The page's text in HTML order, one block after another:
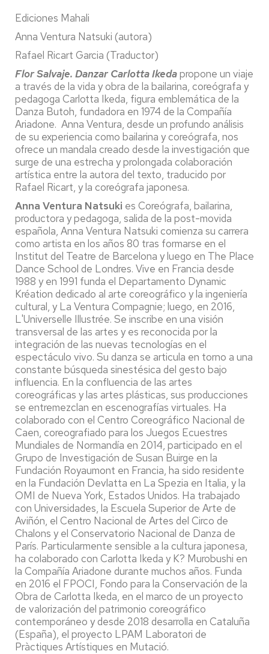
Ediciones Mahali
Anna Ventura Natsuki (autora)
Rafael Ricart Garcia (Traductor)
Flor Salvaje. Danzar Carlotta Ikedapropone un viaje
a través de la vida y obra de la bailarina, coreógrafa y
pedagoga Carlotta Ikeda, figura emblemática de la
Danza Butoh, fundadora en 1974 de la Compañía
Ariadone. Anna Ventura, desde un profundo análisis
de su experiencia como bailarina y coreógrafa, nos
ofrece un mandala creado desde la investigación que
surge de una estrecha y prolongada colaboración
artística entre la autora del texto, traducido por
Rafael Ricart, y la coreógrafa japonesa.
Anna Ventura Natsuki es Coreógrafa, bailarina,
productora y pedagoga, salida de la post-movida
española, Anna Ventura Natsuki comienza su carrera
como artista en los años 80 tras formarse en el
Institut del Teatre de Barcelona y luego en The Place
Dance School de Londres. Vive en Francia desde
1988 y en 1991 funda el Departamento Dynamic
Kréation dedicado al arte coreográfico y la ingeniería
cultural, y La Ventura Compagnie; luego, en 2016,
L'Universelle Illustrée. Se inscribe en una visión
transversal de las artes y es reconocida por la
integración de las nuevas tecnologías en el
espectáculo vivo. Su danza se articula en torno a una
constante búsqueda sinestésica del gesto bajo
influencia. En la confluencia de las artes
coreográficas y las artes plásticas, sus producciones
se entremezclan en escenografías virtuales. Ha
colaborado con el Centro Coreográfico Nacional de
Caen, coreografiado para los Juegos Ecuestres
Mundiales de Normandía en 2014, participado en el
Grupo de Investigación de Susan Buirge en la
Fundación Royaumont en Francia, ha sido residente
en la Fundación Devlatta en La Spezia en Italia, y la
OMI de Nueva York, Estados Unidos. Ha trabajado
con Universidades, la Escuela Superior de Arte de
Aviñón, el Centro Nacional de Artes del Circo de
Chalons y el Conservatorio Nacional de Danza de
París. Particularmente sensible a la cultura japonesa,
ha colaborado con Carlotta Ikeda y K? Murobushi en
la Compañía Ariadone durante muchos años. Funda
en 2016 el FPOCI, Fondo para la Conservación de la
Obra de Carlotta Ikeda, en el marco de un proyecto
de valorización del patrimonio coreográfico
contemporáneo y desde 2018 desarrolla en Cataluña
(España), el proyecto LPAM Laboratori de
Pràctiques Artístiques en Mutació.